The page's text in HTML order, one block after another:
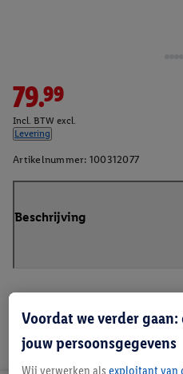
79.99
Incl. BTW excl.
Levering
Artikelnummer: 100312077
Beschrijving
Voordat we verder
jouw persoonsgegevens
Wij verwerken als exploitant van